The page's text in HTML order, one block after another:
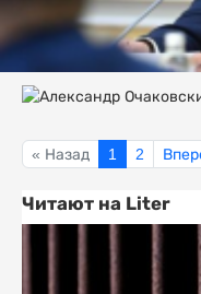
« Назад 1 2
Читают на Liter